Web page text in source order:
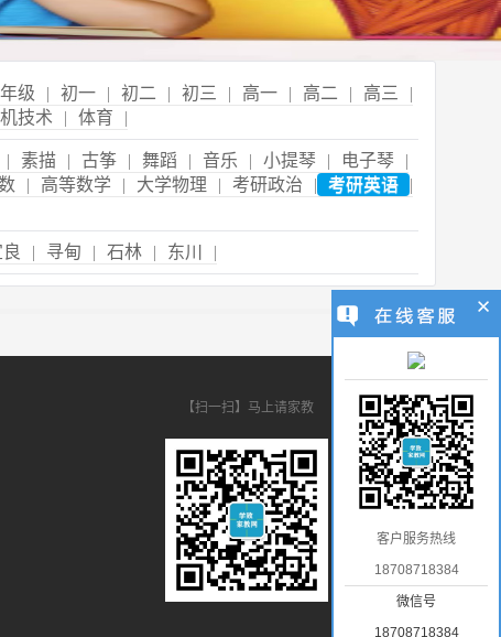
级 | 初一 | 初二 | 初三 | 高一 | 高二 | 高三
|
技术 | 体育 |
| 素描 | 古筝 | 舞蹈 | 音乐 | 小提琴 | 电子琴
|
| 高等数学 | 大学物理 | 考研政治 | 考研英语
|
| 寻甸 | 石林 | 东川 |
【扫一扫】马上请家教
客户服务热线
18708718384
微信号
18708718384